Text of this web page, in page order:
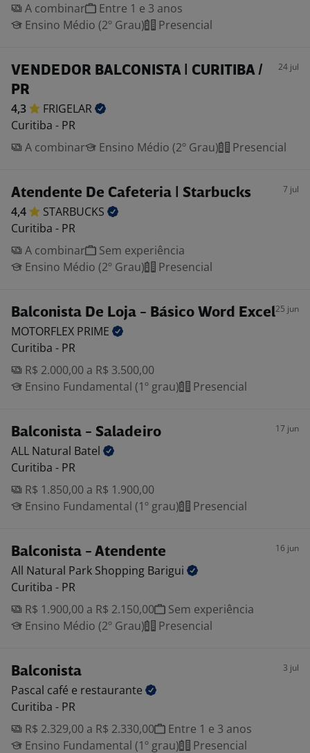
A combinar
Entre 1 e 3 anos
Ensino Médio (2º Grau)
Presencial
VENDEDOR BALCONISTA | CURITIBA /
PR
24 jul
4,3
FRIGELAR
Curitiba - PR
A combinar
Ensino Médio (2º Grau) Presencial
Atendente De Cafeteria | Starbucks 7 jul
4,4
STARBUCKS
Curitiba - PR
A combinar
Sem experiência
Ensino Médio (2º Grau)
Presencial
Balconista De Loja - Básico Word Excel25 jun
MOTORFLEX PRIME
Curitiba - PR
R$ 2.000,00 a R$ 3.500,00
Ensino Fundamental (1º grau)
Presencial
Balconista - Saladeiro 17 jun
ALL Natural Batel
Curitiba - PR
R$ 1.850,00 a R$ 1.900,00
Ensino Fundamental (1º grau)
Presencial
Balconista - Atendente 16 jun
All Natural Park Shopping Barigui
Curitiba - PR
R$ 1.900,00 a R$ 2.150,00
Sem experiência
Ensino Médio (2º Grau)
Presencial
Balconista 3 jul
Pascal café e restaurante
Curitiba - PR
R$ 2.329,00 a R$ 2.330,00
Entre 1 e 3 anos
Ensino Fundamental (1º grau)
Presencial